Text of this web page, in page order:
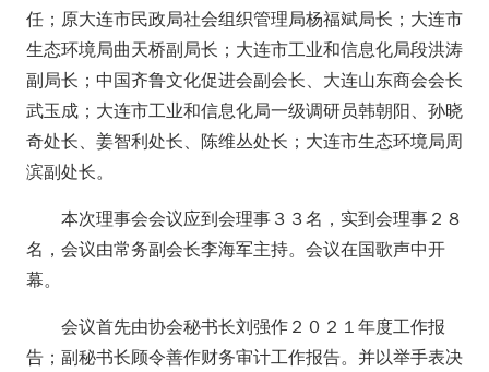
任；原大连市民政局社会组织管理局杨福斌局长；大连市
生态环境局曲天桥副局长；大连市工业和信息化局段洪涛
副局长；中国齐鲁文化促进会副会长、大连山东商会会长
武玉成；大连市工业和信息化局一级调研员韩朝阳、孙晓
奇处长、姜智利处长、陈维丛处长；大连市生态环境局周
滨副处长。
本次理事会会议应到会理事３３名，实到会理事２８
名，会议由常务副会长李海军主持。会议在国歌声中开
幕。
会议首先由协会秘书长刘强作２０２１年度工作报
告；副秘书长顾令善作财务审计工作报告。并以举手表决